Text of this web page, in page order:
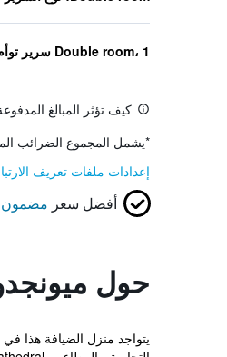
Double room، 1 سرير توأم
كيف تؤثر المبالغ
*يشمل المجموع الضرائب
إعدادات ملفات تعريف
أفضل سعر مضمون
حول